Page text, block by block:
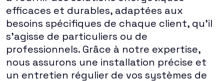
efficaces et durables, adaptées aux
besoins spécifiques de chaque client, qu'il
s'agisse de particuliers ou de
professionnels. Grâce à notre expertise,
nous assurons une installation précise et
un entretien régulier de vos systèmes de